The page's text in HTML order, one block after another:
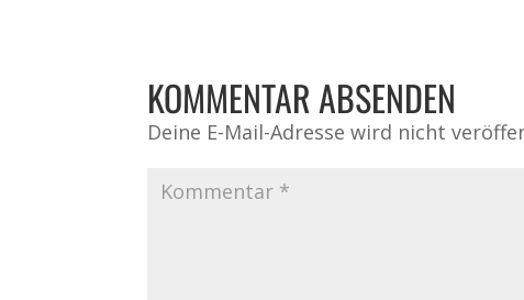
KOMMENTAR ABSENDEN
Deine E-Mail-Adresse wird nicht